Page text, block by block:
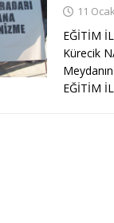
11
EĞİTİM
Kürecik
EĞİTİM